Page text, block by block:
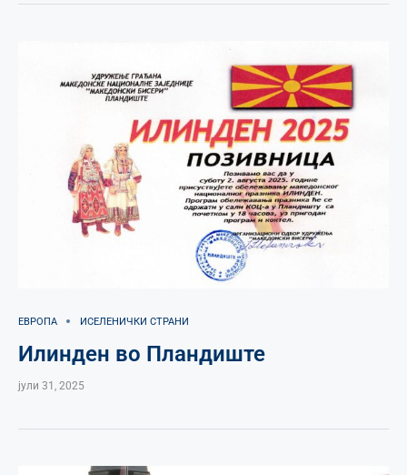
ЕВРОПА ИСЕЛЕНИЧКИ СТРАНИ
Илинден во Пландиште
јули 31, 2025